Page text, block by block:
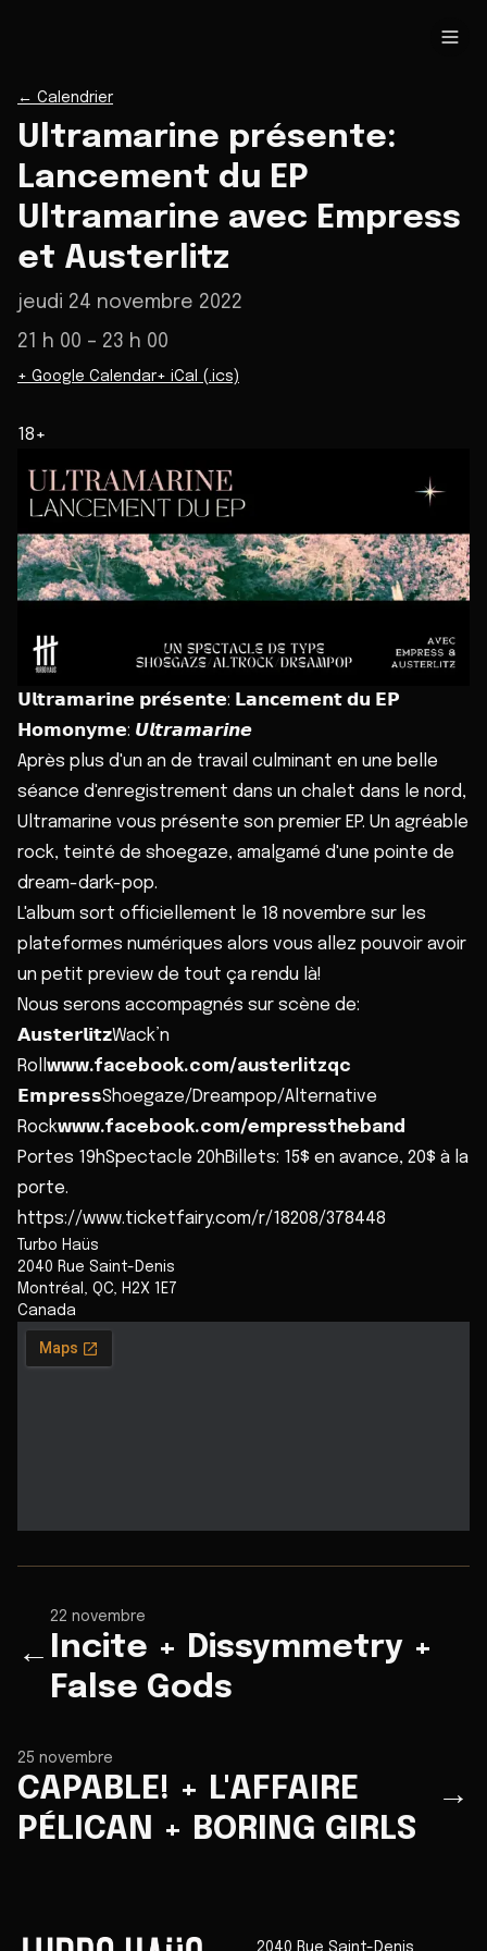
← Calendrier
Ultramarine présente:
Lancement du EP
Ultramarine avec Empress
et Austerlitz
jeudi 24 novembre 2022
21 h 00 – 23 h 00
+ Google Calendar+ iCal (.ics)
18+
𝗨𝗹𝘁𝗿𝗮𝗺𝗮𝗿𝗶𝗻𝗲 𝗽𝗿𝗲́𝘀𝗲𝗻𝘁𝗲: 𝗟𝗮𝗻𝗰𝗲𝗺𝗲𝗻𝘁 𝗱𝘂 𝗘𝗣
𝗛𝗼𝗺𝗼𝗻𝘆𝗺𝗲: 𝙐𝙡𝙩𝙧𝙖𝙢𝙖𝙧𝙞𝙣𝙚
Après plus d'un an de travail culminant en une belle
séance d'enregistrement dans un chalet dans le nord,
Ultramarine vous présente son premier EP. Un agréable
rock, teinté de shoegaze, amalgamé d'une pointe de
dream-dark-pop.
L'album sort officiellement le 18 novembre sur les
plateformes numériques alors vous allez pouvoir avoir
un petit preview de tout ça rendu là!
Nous serons accompagnés sur scène de:
𝗔𝘂𝘀𝘁𝗲𝗿𝗹𝗶𝘁𝘇Wack’n
Roll www.facebook.com/austerlitzqc
𝗘𝗺𝗽𝗿𝗲𝘀𝘀Shoegaze/Dreampop/Alternative
Rockwww.facebook.com/empresstheband
Portes 19hSpectacle 20hBillets: 15$ en avance, 20$ à la
porte.
https://www.ticketfairy.com/r/18208/378448
Turbo Haüs
2040 Rue Saint-Denis
Montréal
QC
H2X 1E7
Canada
←
22 novembre
Incite + Dissymmetry +
False Gods
25 novembre
CAPABLE! + L'AFFAIRE
PÉLICAN + BORING GIRLS
→
2040 Rue Saint-Denis